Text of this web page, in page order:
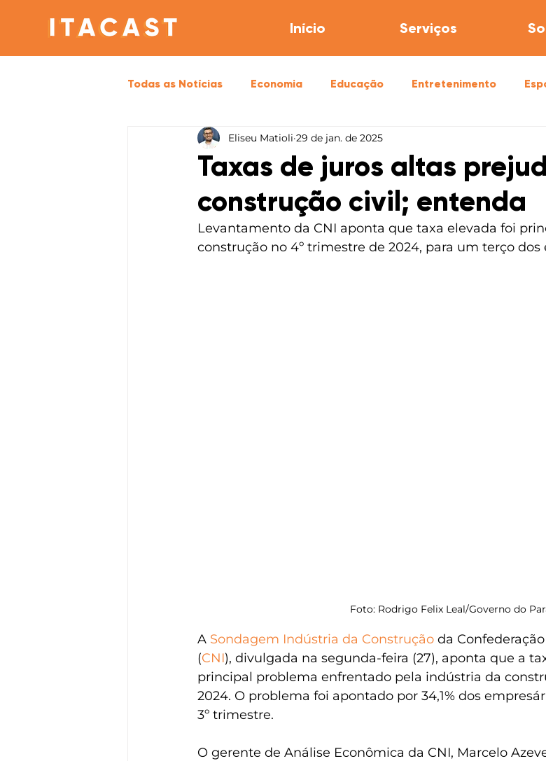
Início Serviços
Todas as Notícias Economia Educação Entretenimento
Política Saúde Segurança
Taxas de juros altas
construção civil; entenda
Eliseu Matioli 29 de jan. de 2025
Levantamento da CNI aponta que taxa elevada foi
construção no 4º trimestre de 2024, para um terço dos
Foto: Rodrigo Felix Leal/Governo do
A Sondagem Indústria da Construção da
(CNI), divulgada na segunda-feira (27), aponta que a
principal problema enfrentado pela indústria da
2024. O problema foi apontado por 34,1% dos
3º trimestre.
O gerente de Análise Econômica da CNI, Marcelo